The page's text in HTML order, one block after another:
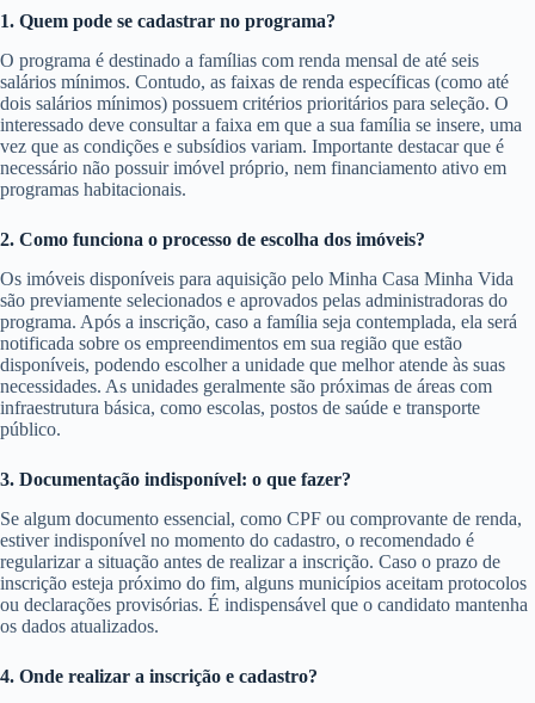
1. Quem pode se cadastrar no programa?
O programa é destinado a famílias com renda mensal de até seis
salários mínimos. Contudo, as faixas de renda específicas (como até
dois salários mínimos) possuem critérios prioritários para seleção. O
interessado deve consultar a faixa em que a sua família se insere, uma
vez que as condições e subsídios variam. Importante destacar que é
necessário não possuir imóvel próprio, nem financiamento ativo em
programas habitacionais.
2. Como funciona o processo de escolha dos imóveis?
Os imóveis disponíveis para aquisição pelo Minha Casa Minha Vida
são previamente selecionados e aprovados pelas administradoras do
programa. Após a inscrição, caso a família seja contemplada, ela será
notificada sobre os empreendimentos em sua região que estão
disponíveis, podendo escolher a unidade que melhor atende às suas
necessidades. As unidades geralmente são próximas de áreas com
infraestrutura básica, como escolas, postos de saúde e transporte
público.
3. Documentação indisponível: o que fazer?
Se algum documento essencial, como CPF ou comprovante de renda,
estiver indisponível no momento do cadastro, o recomendado é
regularizar a situação antes de realizar a inscrição. Caso o prazo de
inscrição esteja próximo do fim, alguns municípios aceitam protocolos
ou declarações provisórias. É indispensável que o candidato mantenha
os dados atualizados.
4. Onde realizar a inscrição e cadastro?